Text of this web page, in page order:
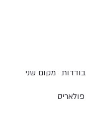
מקום שני בודדות
פולאריס